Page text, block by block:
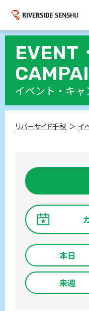
EVENT
イベント・キャ
リバーサイド千秋 イ
本日
来週